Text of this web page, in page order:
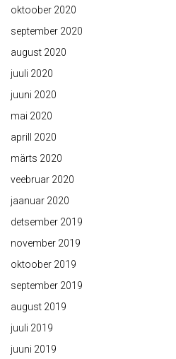
oktoober 2020
september 2020
august 2020
juuli 2020
juuni 2020
mai 2020
aprill 2020
märts 2020
veebruar 2020
jaanuar 2020
detsember 2019
november 2019
oktoober 2019
september 2019
august 2019
juuli 2019
juuni 2019